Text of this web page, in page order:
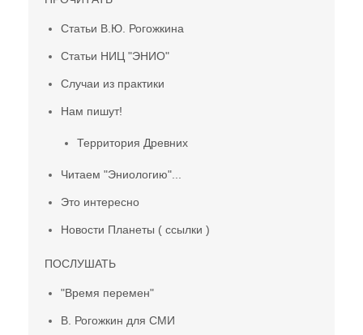
Статьи В.Ю. Рогожкина
Статьи НИЦ "ЭНИО"
Случаи из практики
Нам пишут!
Территория Древних
Читаем "Эниологию"...
Это интересно
Новости Планеты ( ссылки )
ПОСЛУШАТЬ
"Время перемен"
В. Рогожкин для СМИ